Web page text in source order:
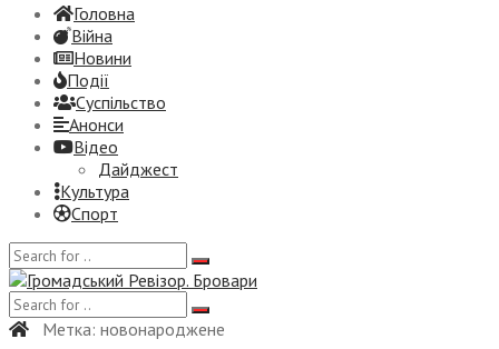
Головна
Війна
Новини
Події
Суспiльство
Анонси
Відео
Дайджест
Культура
Спорт
Метка: новонароджене